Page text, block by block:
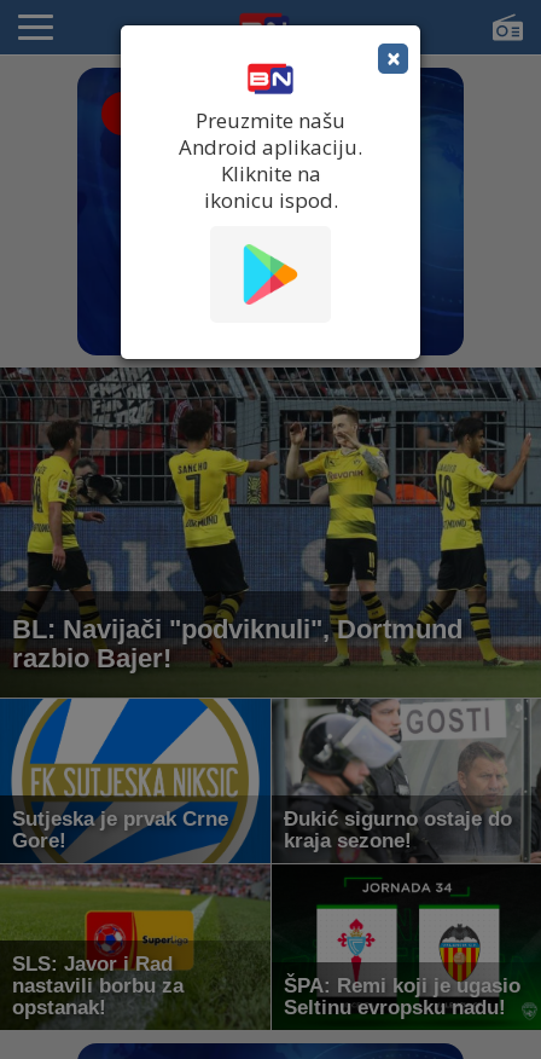
BL: Navijači "podviknuli", Dortmund
razbio Bajer!
Sutjeska je prvak Crne
Gore!
Đukić sigurno ostaje do
kraja sezone!
SLS: Javor i Rad
nastavili borbu za
opstanak!
ŠPA: Remi koji je ugasio
Seltinu evropsku nadu!
×
Preuzmite našu
Android aplikaciju.
Kliknite na
ikonicu ispod.